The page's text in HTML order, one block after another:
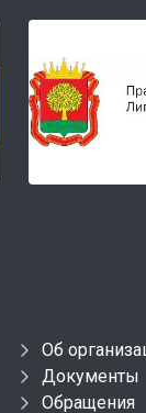
Об
Документы
Обращения